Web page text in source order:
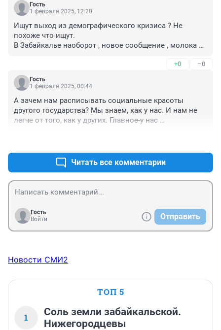
Гость
1 февраля 2025, 12:20
Ищут выход из демографического кризиса ? Не
похоже что ищут.
В Забайкалье наоборот , новое сообщение , молока в
Может новое что то разработано для питания ребенка
, без молочных продуктов.
+0 –0
Гость
1 февраля 2025, 00:44
А зачем нам расписывать социальные красоты
другого государства? Мы знаем, как у нас. И нам не
легче от того, как у других. Главное-у нас
поддержки не получают, хоть и тянутся из последних
сил, налоги платят, чтобы на эти деньги помогать
плюшкам и бездельникам. Как же так?
Читать все комментарии
Гость
Войти
Отправить
Новости СМИ2
ТОП 5
1
Соль земли забайкальской.
Нижегородцевы